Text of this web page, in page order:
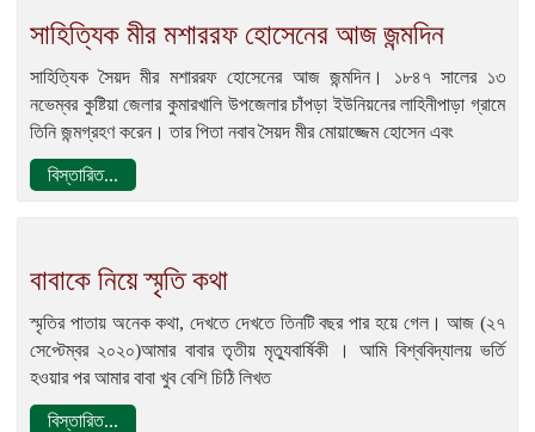
সাহিত্যিক মীর মশাররফ হোসেনের আজ জন্মদিন
সাহিত্যিক সৈয়দ মীর মশাররফ হোসেনের আজ জন্মদিন। ১৮৪৭ সালের ১৩
নভেম্বর কুষ্টিয়া জেলার কুমারখালি উপজেলার চাঁপড়া ইউনিয়নের লাহিনীপাড়া গ্রামে
তিনি জন্মগ্রহণ করেন। তার পিতা নবাব সৈয়দ মীর মোয়াজ্জেম হোসেন এবং
বিস্তারিত...
বাবাকে নিয়ে স্মৃতি কথা
স্মৃতির পাতায় অনেক কথা, দেখতে দেখতে তিনটি বছর পার হয়ে গেল। আজ (২৭
সেপ্টেম্বর ২০২০)আমার বাবার তৃতীয় মৃত্যুবার্ষিকী । আমি বিশ্ববিদ্যালয় ভর্তি
হওয়ার পর আমার বাবা খুব বেশি চিঠি লিখত
বিস্তারিত...